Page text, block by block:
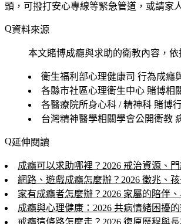
頭，可撥打安心專線等緊急管道，或請家
資料來源
本文賭博成癮與求助的衛教內容，
衛生福利部心理健康司 行為成癮
各縣市社區心理衛生中心 賭博相
各醫療院所身心科 / 精神科 賭博
台灣精神醫學相關學會公開衛教
延伸閱讀
成癮可以求助哪裡？2026 戒治資源、
網路、遊戲成癮怎麼辦？2026 徵兆、
家有成癮者怎麼辦？2026 家屬的陪伴
成癮與心理健康：2026 共病情緒困擾
戒癮這條路怎麼走？2026 復原歷程與